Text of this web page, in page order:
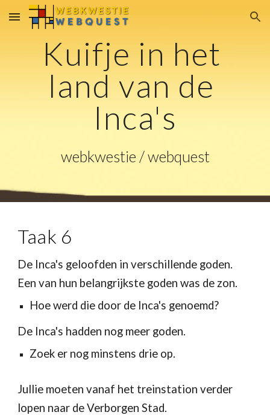
Skip to main content Skip to navigation
Kuifje in het
land van de
Inca's
webkwestie / webquest
Taak 6
De Inca's geloofden in verschillende goden.
Een van hun belangrijkste goden was de zon.
Hoe werd die door de Inca's genoemd?
De Inca's hadden nog meer goden.
Zoek er nog minstens drie op.
Jullie moeten vanaf het treinstation verder
lopen naar de Verborgen Stad.